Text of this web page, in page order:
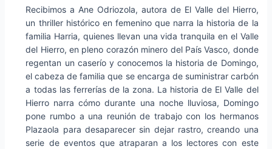
Recibimos a Ane Odriozola, autora de El Valle del Hierro,
un thriller histórico en femenino que narra la historia de la
familia Harria, quienes llevan una vida tranquila en el Valle
del Hierro, en pleno corazón minero del País Vasco, donde
regentan un caserío y conocemos la historia de Domingo,
el cabeza de familia que se encarga de suministrar carbón
a todas las ferrerías de la zona. La historia de El Valle del
Hierro narra cómo durante una noche lluviosa, Domingo
pone rumbo a una reunión de trabajo con los hermanos
Plazaola para desaparecer sin dejar rastro, creando una
serie de eventos que atraparan a los lectores con este